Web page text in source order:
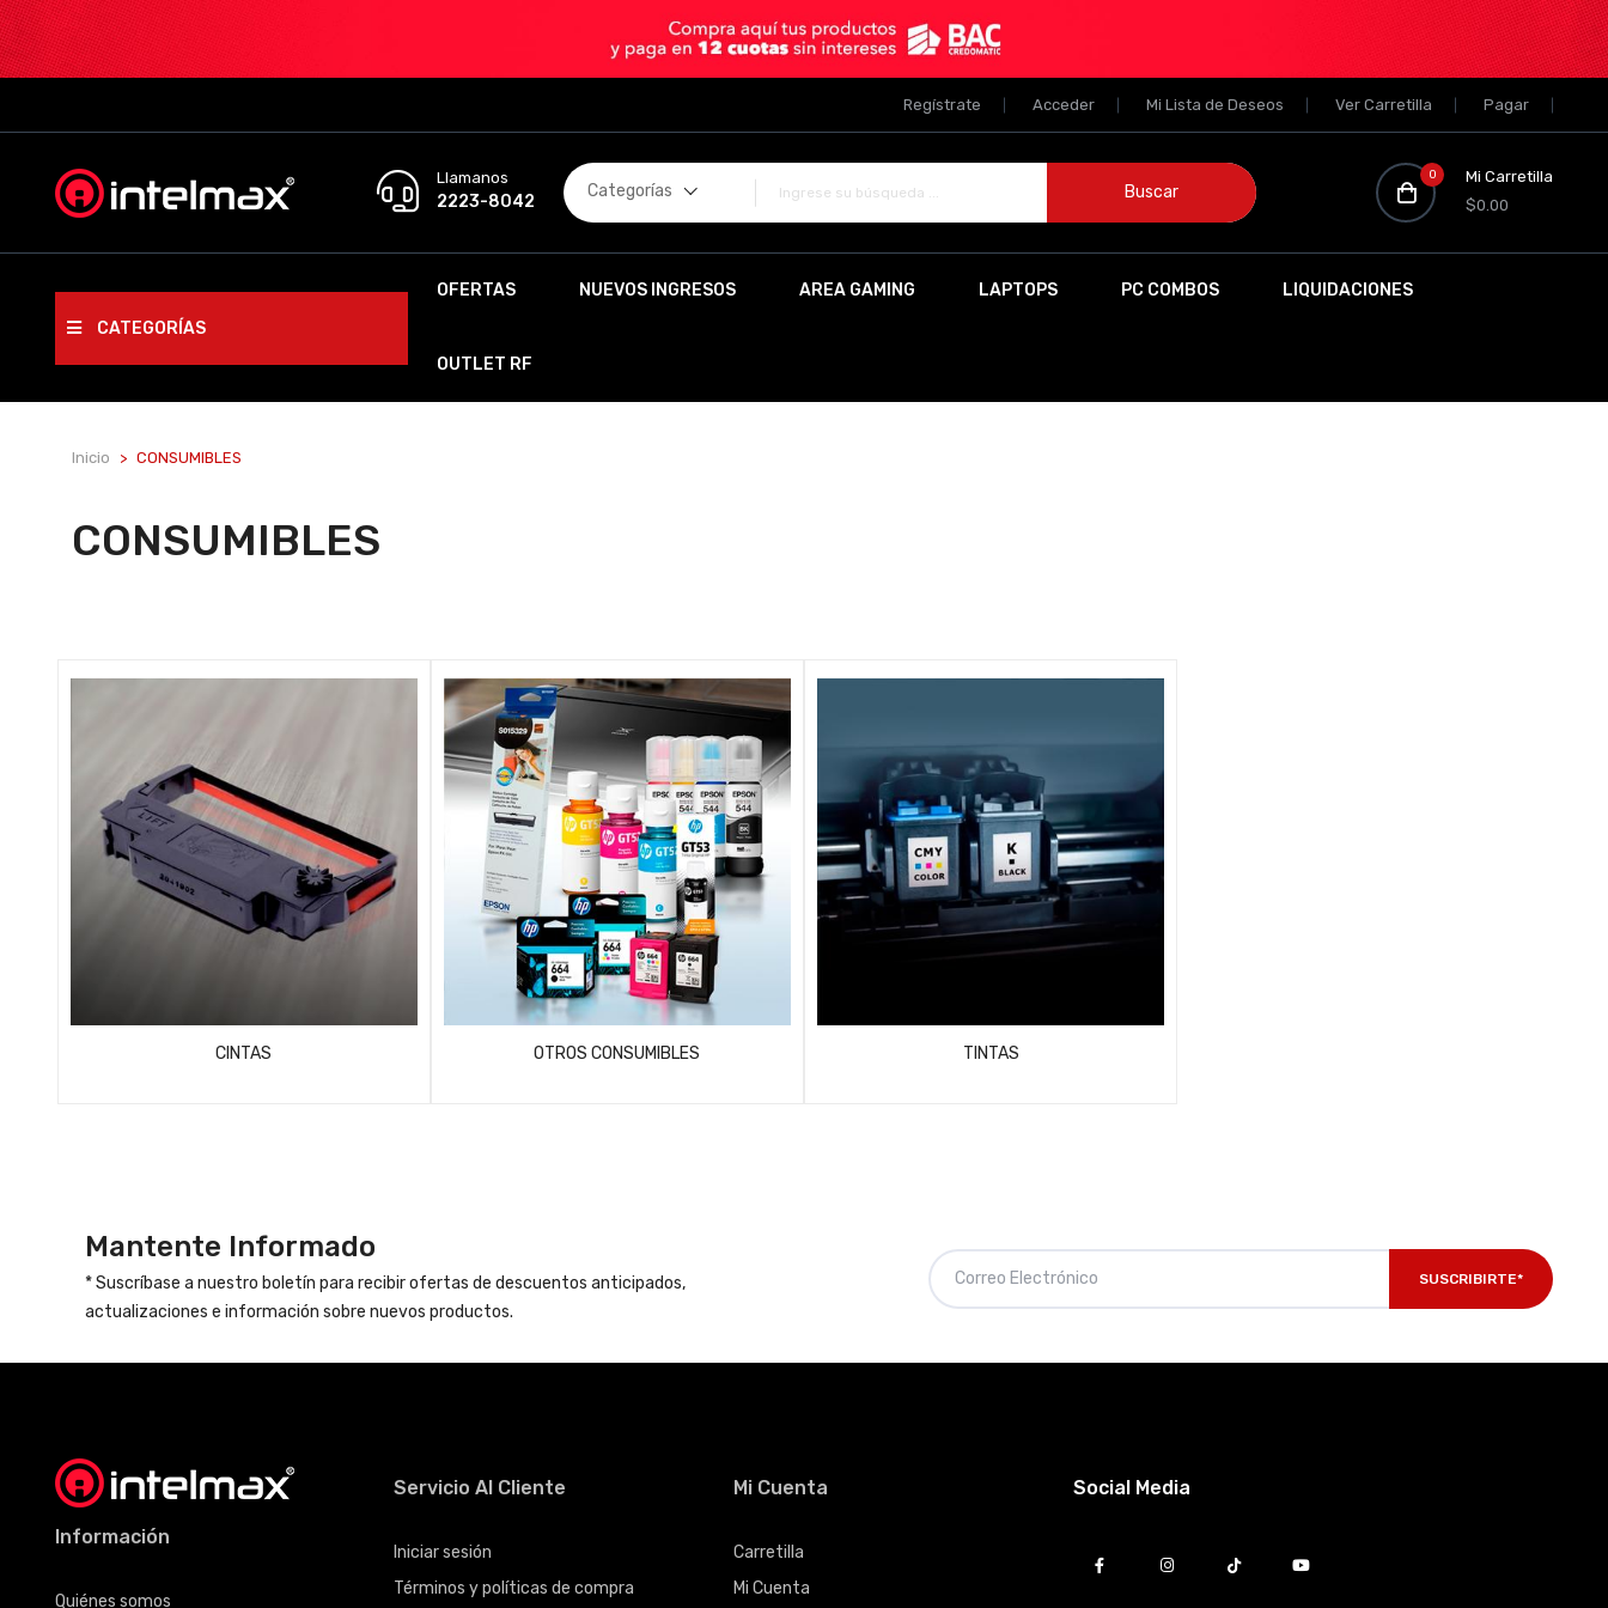
Regístrate Acceder Mi Lista de Deseos Ver Carretilla Pagar
Llamanos
2223-8042 Buscar
Categorías
0
Mi Carretilla
$0.00
CATEGORÍAS
OFERTAS NUEVOS INGRESOS AREA GAMING LAPTOPS PC COMBOS LIQUIDACIONES
OUTLET RF
Inicio CONSUMIBLES
CONSUMIBLES
CINTAS OTROS CONSUMIBLES TINTAS
Mantente Informado
* Suscríbase a nuestro boletín para recibir ofertas de descuentos anticipados,
actualizaciones e información sobre nuevos productos.
SUSCRIBIRTE*
Información
Quiénes somos
Servicio Al Cliente
Iniciar sesión
Términos y políticas de compra
Mi Cuenta
Carretilla
Mi Cuenta
Social Media